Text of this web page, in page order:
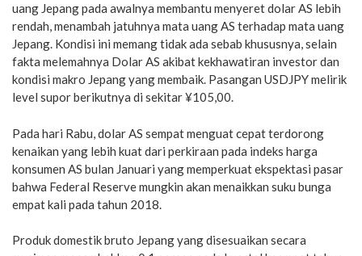
uang Jepang pada awalnya membantu menyeret dolar AS lebih
rendah, menambah jatuhnya mata uang AS terhadap mata uang
Jepang. Kondisi ini memang tidak ada sebab khususnya, selain
fakta melemahnya Dolar AS akibat kekhawatiran investor dan
kondisi makro Jepang yang membaik. Pasangan USDJPY melirik
level supor berikutnya di sekitar ¥105,00.
Pada hari Rabu, dolar AS sempat menguat cepat terdorong
kenaikan yang lebih kuat dari perkiraan pada indeks harga
konsumen AS bulan Januari yang memperkuat ekspektasi pasar
bahwa Federal Reserve mungkin akan menaikkan suku bunga
empat kali pada tahun 2018.
Produk domestik bruto Jepang yang disesuaikan secara